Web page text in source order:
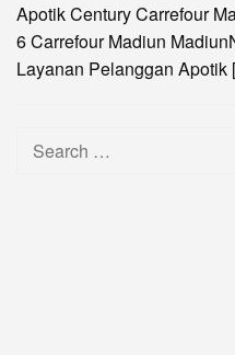
Apotik Century Carrefour
6 Carrefour Madiun
Layanan Pelanggan
Search